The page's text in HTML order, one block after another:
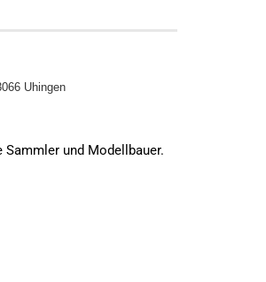
Uhingen
und Modellbauer.